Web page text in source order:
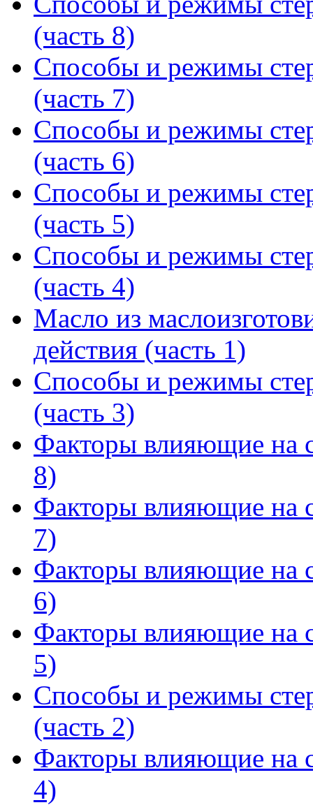
(часть 8)
Способы и режимы
(часть 7)
Способы и режимы
(часть 6)
Способы и режимы
(часть 5)
Способы и режимы
(часть 4)
Масло из
действия (часть 1)
Способы и режимы
(часть 3)
Факторы влияющие на
8)
Факторы влияющие на
7)
Факторы влияющие на
6)
Факторы влияющие на
5)
Способы и режимы
(часть 2)
Факторы влияющие на
4)